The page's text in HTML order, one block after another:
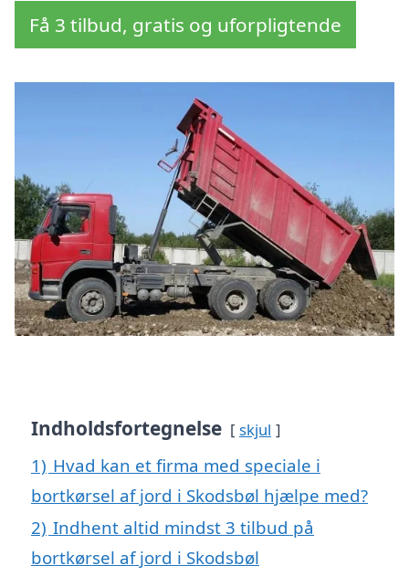
Få 3 tilbud, gratis og uforpligtende
Indholdsfortegnelse skjul
1) Hvad kan et firma med speciale i
bortkørsel af jord i Skodsbøl hjælpe med?
2) Indhent altid mindst 3 tilbud på
bortkørsel af jord i Skodsbøl